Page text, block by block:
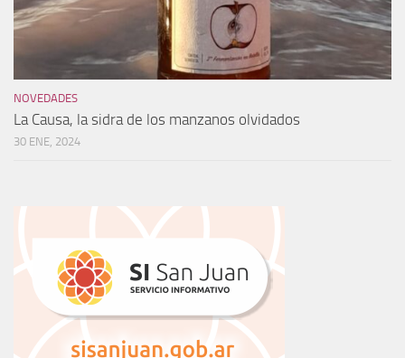
NOVEDADES
La Causa, la sidra de los manzanos olvidados
30 ENE, 2024